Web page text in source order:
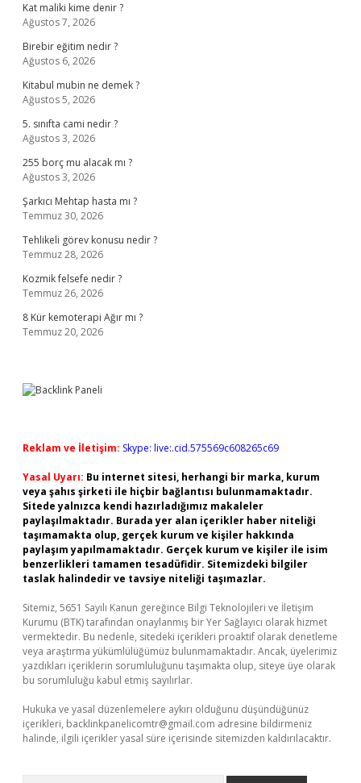
Kat maliki kime denir ?
Ağustos 7, 2026
Birebir eğitim nedir ?
Ağustos 6, 2026
Kitabul mubin ne demek ?
Ağustos 5, 2026
5. sınıfta cami nedir ?
Ağustos 3, 2026
255 borç mu alacak mı ?
Ağustos 3, 2026
Şarkıcı Mehtap hasta mı ?
Temmuz 30, 2026
Tehlikeli görev konusu nedir ?
Temmuz 28, 2026
Kozmik felsefe nedir ?
Temmuz 26, 2026
8 Kür kemoterapi Ağır mı ?
Temmuz 20, 2026
Reklam ve İletişim: Skype: live:.cid.575569c608265c69
Yasal Uyarı: Bu internet sitesi, herhangi bir marka, kurum
veya şahıs şirketi ile hiçbir bağlantısı bulunmamaktadır.
Sitede yalnızca kendi hazırladığımız makaleler
paylaşılmaktadır. Burada yer alan içerikler haber niteliği
taşımamakta olup, gerçek kurum ve kişiler hakkında
paylaşım yapılmamaktadır. Gerçek kurum ve kişiler ile isim
benzerlikleri tamamen tesadüfidir. Sitemizdeki bilgiler
taslak halindedir ve tavsiye niteliği taşımazlar.
Sitemiz, 5651 Sayılı Kanun gereğince Bilgi Teknolojileri ve İletişim
Kurumu (BTK) tarafından onaylanmış bir Yer Sağlayıcı olarak hizmet
vermektedir. Bu nedenle, sitedeki içerikleri proaktif olarak denetleme
veya araştırma yükümlülüğümüz bulunmamaktadır. Ancak, üyelerimiz
yazdıkları içeriklerin sorumluluğunu taşımakta olup, siteye üye olarak
bu sorumluluğu kabul etmiş sayılırlar.
Hukuka ve yasal düzenlemelere aykırı olduğunu düşündüğünüz
içerikleri, backlinkpanelicomtr@gmail.com adresine bildirmeniz
halinde, ilgili içerikler yasal süre içerisinde sitemizden kaldırılacaktır.